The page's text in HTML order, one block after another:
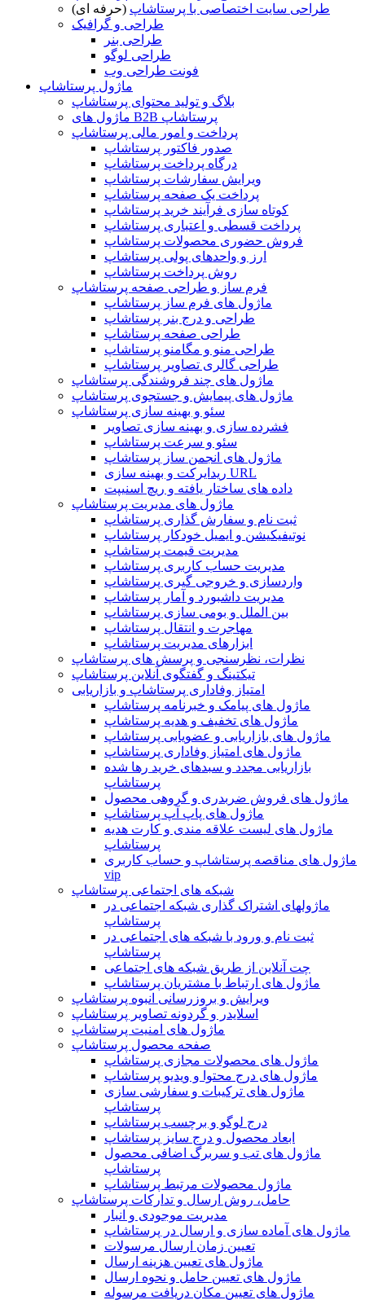
طراحی سایت اختصاصی با پرستاشاپ (حرفه ای)
طراحی و گرافیک
طراحی بنر
طراحی لوگو
فونت طراحی وب
ماژول پرستاشاپ
بلاگ و تولید محتوای پرستاشاپ
ماژول های B2B پرستاشاپ
پرداخت و امور مالی پرستاشاپ
صدور فاکتور پرستاشاپ
درگاه پرداخت پرستاشاپ
ویرایش سفارشات پرستاشاپ
پرداخت یک صفحه پرستاشاپ
کوتاه سازی فرآیند خرید پرستاشاپ
پرداخت قسطی و اعتباری پرستاشاپ
فروش حضوری محصولات پرستاشاپ
ارز و واحدهای پولی پرستاشاپ
روش پرداخت پرستاشاپ
فرم ساز و طراحی صفحه پرستاشاپ
ماژول های فرم ساز پرستاشاپ
طراحی و درج بنر پرستاشاپ
طراحی صفحه پرستاشاپ
طراحی منو و مگامنو پرستاشاپ
طراحی گالری تصاویر پرستاشاپ
ماژول های چند فروشندگی پرستاشاپ
ماژول های پیمایش و جستجوی پرستاشاپ
سئو و بهینه سازی پرستاشاپ
فشرده سازی و بهینه سازی تصاویر
سئو و سرعت پرستاشاپ
ماژول های انجمن ساز پرستاشاپ
ریدایرکت و بهینه سازی URL
داده های ساختار یافته و ریچ اسنیپت
ماژول های مدیریت پرستاشاپ
ثبت نام و سفارش گذاری پرستاشاپ
نوتیفیکیشن و ایمیل خودکار پرستاشاپ
مدیریت قیمت پرستاشاپ
مدیریت حساب کاربری پرستاشاپ
واردسازی و خروجی گیری پرستاشاپ
مدیریت داشبورد و آمار پرستاشاپ
بین الملل و بومی سازی پرستاشاپ
مهاجرت و انتقال پرستاشاپ
ابزارهای مدیریت پرستاشاپ
نظرات، نظرسنجی و پرسش های پرستاشاپ
تیکتینگ و گفتگوی آنلاین پرستاشاپ
امتیاز وفاداری پرستاشاپ و بازاریابی
ماژول های پیامک و خبرنامه پرستاشاپ
ماژول های تخفیف و هدیه پرستاشاپ
ماژول های بازاریابی و عضویابی پرستاشاپ
ماژول های امتیاز وفاداری پرستاشاپ
بازاریابی مجدد و سبدهای خرید رها شده
پرستاشاپ
ماژول های فروش ضربدری و گروهی محصول
ماژول های پاپ آپ پرستاشاپ
ماژول های لیست علاقه مندی و کارت هدیه
پرستاشاپ
ماژول های مناقصه پرستاشاپ و حساب کاربری
vip
شبکه های اجتماعی پرستاشاپ
ماژولهای اشتراک‌ گذاری شبکه اجتماعی در
پرستاشاپ
ثبت نام و ورود با شبکه های اجتماعی در
پرستاشاپ
چت آنلاین از طریق شبکه های اجتماعی
ماژول های ارتباط با مشتریان پرستاشاپ
ویرایش و بروزرسانی انبوه پرستاشاپ
اسلایدر و گردونه تصاویر پرستاشاپ
ماژول های امنیت پرستاشاپ
صفحه محصول پرستاشاپ
ماژول های محصولات مجازی پرستاشاپ
ماژول های درج محتوا و ویدیو پرستاشاپ
ماژول های ترکیبات و سفارشی سازی
پرستاشاپ
درج لوگو و برچسب پرستاشاپ
ابعاد محصول و درج سایز پرستاشاپ
ماژول های تب و سربرگ اضافی محصول
پرستاشاپ
ماژول محصولات مرتبط پرستاشاپ
حامل، روش ارسال و تدارکات پرستاشاپ
مدیریت موجودی و انبار
ماژول های آماده سازی و ارسال در پرستاشاپ
تعیین زمان ارسال مرسولات
ماژول های تعیین هزینه ارسال
ماژول های تعیین حامل و نحوه ارسال
ماژول های تعیین مکان دریافت مرسوله